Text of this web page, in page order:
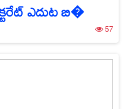
ఎదుట బి�
57